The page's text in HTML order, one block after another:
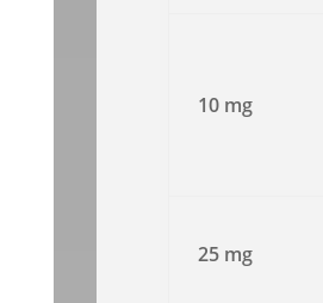
10 mg
25 mg